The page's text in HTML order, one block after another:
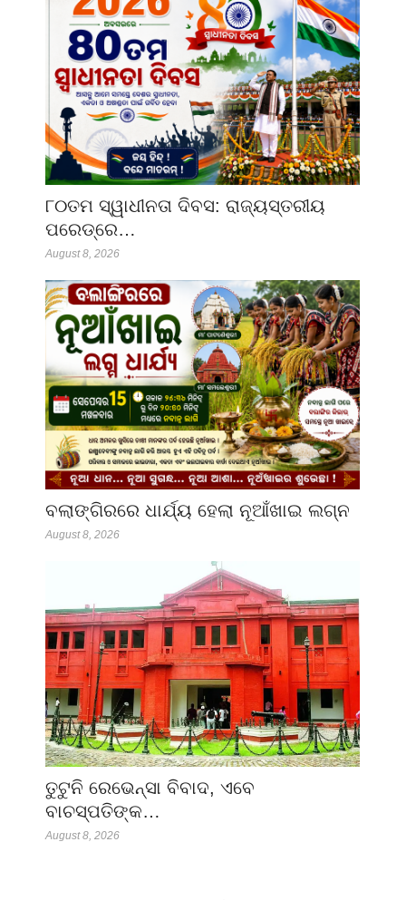
୮୦ତମ ସ୍ୱାଧୀନତା ଦିବସ: ରାଜ୍ୟସ୍ତରୀୟ
ପରେଡ୍‌ରେ…
August 8, 2026
ବଲାଙ୍ଗିରରେ ଧାର୍ଯ୍ୟ ହେଲା ନୂଆଁଖାଇ ଲଗ୍ନ
August 8, 2026
ତୁଟୁନି ରେଭେନ୍ସା ବିବାଦ, ଏବେ
ବାଚସ୍ପତିଙ୍କ…
August 8, 2026